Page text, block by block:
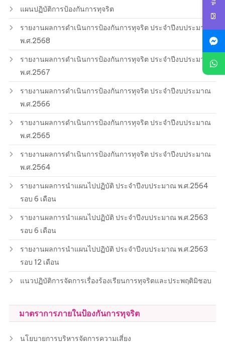
แผนปฏิบัติการป้องกันการทุจริต
รายงานผลการดำเนินการป้องกันการทุจริต ประจำปีงบประมาณ
พ.ศ.2568
รายงานผลการดำเนินการป้องกันการทุจริต ประจำปีงบประมาณ
พ.ศ.2567
รายงานผลการดำเนินการป้องกันการทุจริต ประจำปีงบประมาณ
พ.ศ.2566
รายงานผลการดำเนินการป้องกันการทุจริต ประจำปีงบประมาณ
พ.ศ.2565
รายงานผลการดำเนินการป้องกันการทุจริต ประจำปีงบประมาณ
พ.ศ.2564
รายงานผลการนำแผนไปปฏิบัติ ประจำปีงบประมาณ พ.ศ.2564
รอบ 6 เดือน
รายงานผลการนำแผนไปปฏิบัติ ประจำปีงบประมาณ พ.ศ.2563
รอบ 6 เดือน
รายงานผลการนำแผนไปปฏิบัติ ประจำปีงบประมาณ พ.ศ.2563
รอบ 12 เดือน
แนวปฏิบัติการจัดการเรื่องร้องเรียนการทุจริตและประพฤติมิชอบ
มาตราการภายในป้องกันการทุจริต
นโยบายการบริหารจัดการความเสี่ยง